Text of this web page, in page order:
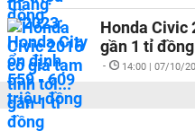
Honda Civic
gần 1 tỉ đồng
- 14:00 | 07/10/